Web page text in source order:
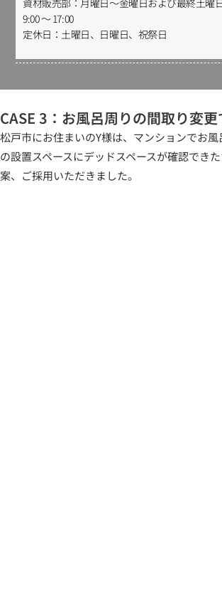
9:00 ～ 17:00
定休日：土曜日、日曜日、祝祭日
CASE 3：お風呂周りの間取り変
松戸市にお住まいのY様は、マンションでお
の設置スペースにデッドスペースが確認でき
案、ご採用いただきました。